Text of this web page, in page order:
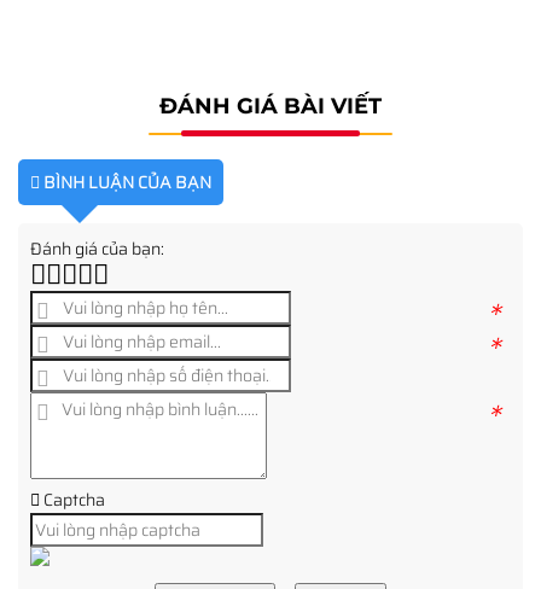
ĐÁNH GIÁ BÀI VIẾT
BÌNH LUẬN CỦA BẠN
Đánh giá của bạn:
*
*
*
Captcha